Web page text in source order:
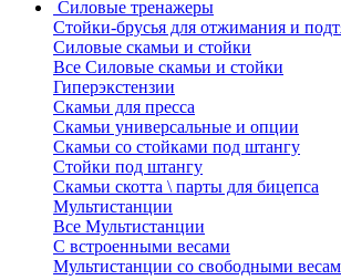
Силовые тренажеры
Стойки-брусья для отжимания и
Силовые скамьи и стойки
Все Силовые скамьи и стойки
Гиперэкстензии
Скамьи для пресса
Скамьи универсальные и опции
Скамьи со стойками под штангу
Стойки под штангу
Скамьи скотта \ парты для бицепса
Мультистанции
Все Мультистанции
С встроенными весами
Мультистанции со свободными